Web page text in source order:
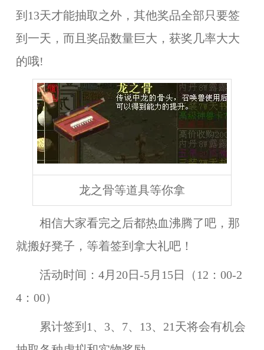
到 13天才能抽取之外， 其他奖品全部只要签
到一天 ，而且奖品数量巨大，获奖几率大大
的哦!
龙之骨等道具等你拿
相信大家看完之后都热血沸腾了吧，那
就搬好凳子，等着签到拿大礼吧！
活动时间： 4月20日-5月15日（12：00-2
4：00）
累计签到 1、3、7、13、21 天将会有机会